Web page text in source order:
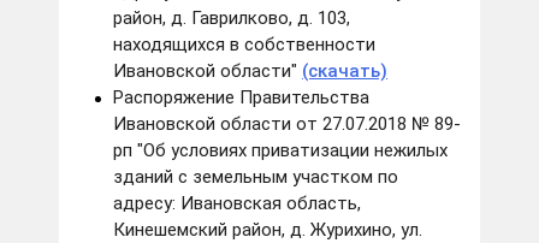
район, д. Гаврилково, д. 103,
находящихся в собственности
Ивановской области" (скачать)
Распоряжение Правительства
Ивановской области от 27.07.2018 № 89-
рп "Об условиях приватизации нежилых
зданий с земельным участком по
адресу: Ивановская область,
Кинешемский район, д. Журихино, ул.